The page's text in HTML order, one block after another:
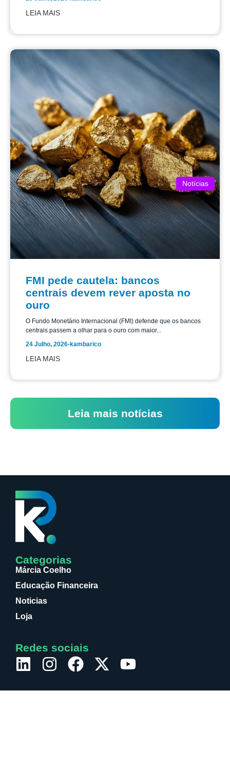
LEIA MAIS
Notícias
FMI pede cautela: bancos
centrais devem rever aposta no
ouro
O Fundo Monetário Internacional (FMI) defende que os bancos
centrais passem a olhar para o ouro com maior...
24 Julho, 2026 kambarico
LEIA MAIS
Leia mais notícias
Categorias
Márcia Coelho
Educação Financeira
Noticias
Loja
Redes sociais